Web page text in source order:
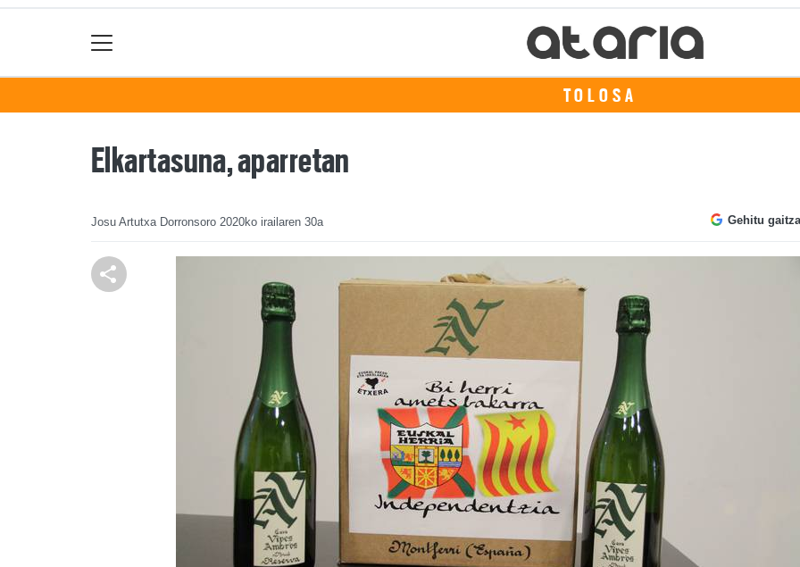
TOLOSA
Elkartasuna, aparretan
Josu Artutxa Dorronsoro 2020ko irailaren 30a Gehitu